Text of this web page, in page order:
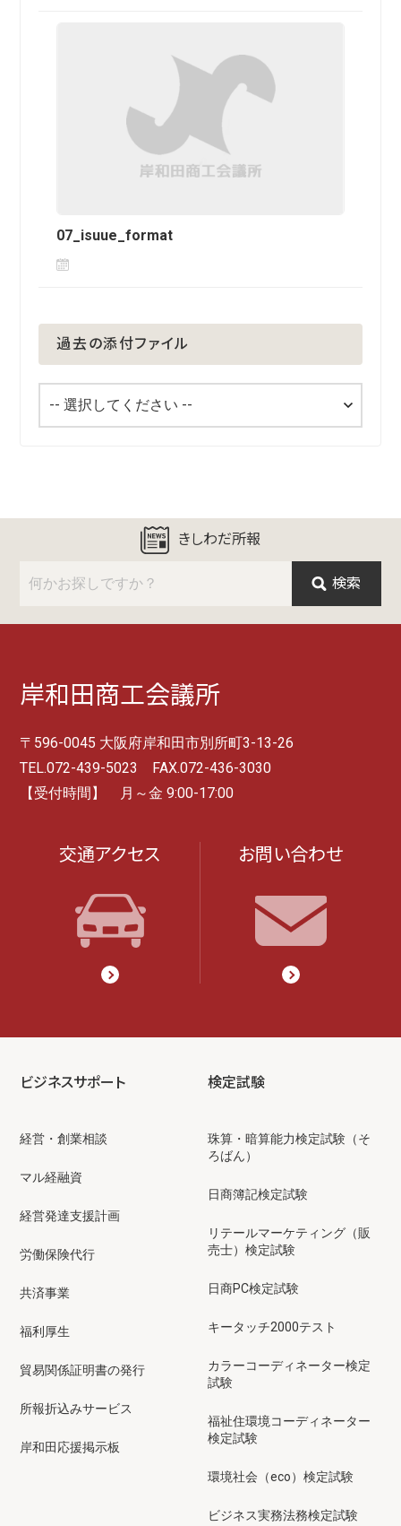
07_isuue_format
過去の添付ファイル
きしわだ所報
検索
岸和田商工会議所
〒596-0045 大阪府岸和田市別所町3-13-26
TEL.072-439-5023 FAX.072-436-3030
【受付時間】 月～金 9:00-17:00
交通アクセス お問い合わせ
ビジネスサポート
経営・創業相談
マル経融資
経営発達支援計画
労働保険代行
共済事業
福利厚生
貿易関係証明書の発行
所報折込みサービス
岸和田応援掲示板
検定試験
珠算・暗算能力検定試験（そ
ろばん）
日商簿記検定試験
リテールマーケティング（販
売士）検定試験
日商PC検定試験
キータッチ2000テスト
カラーコーディネーター検定
試験
福祉住環境コーディネーター
検定試験
環境社会（eco）検定試験
ビジネス実務法務検定試験